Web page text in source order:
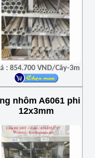
: 854.700 VND/Cây-3m
nhôm A6061 phi
12x3mm